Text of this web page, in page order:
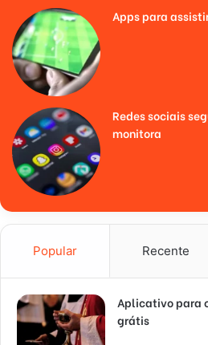
Apps para
Redes sociais
monitora
Popular Recente
Aplicativo para
grátis